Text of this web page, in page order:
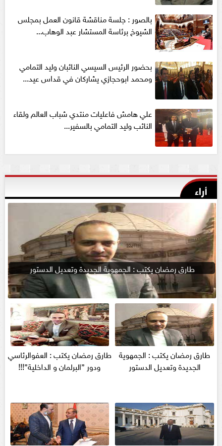
بالصور : جلسة مناقشة قانون العمل بمجلس
الشيوخ برئاسة المستشار عبد الوهاب...
بحضور الرئيس السيسي النائبان وليد التمامي
ومحمد ابوحجازي يشاركان في قداس عيد...
علي هامش فاعليات منتدي شباب العالم ولقاء
النائب وليد التمامي بالسفير...
أراء
طارق رمضان يكتب : الجمهوية الجديدة وتعديل الدستور
طارق رمضان يكتب : الجمهوية
الجديدة وتعديل الدستور
طارق رمضان يكتب : العفوالرئاسي
ودور ”البرلمان و الداخلية”!!!